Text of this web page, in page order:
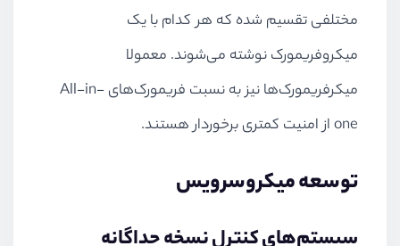
مختلفی تقسیم شده که هر کدام با یک
میکروفریمورک نوشته می‌شوند. معمولا
میکرفریمورک‌ها نیز به نسبت فریمورک‌هایAll-in-
oneاز امنیت کمتری برخوردار هستند.
توسعه میکروسرویس